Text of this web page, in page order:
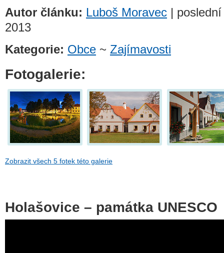
Autor článku: Luboš Moravec |
2013
Kategorie: Obce ~ Zajímavosti
Fotogalerie:
Zobrazit všech 5 fotek této galerie
Holašovice – památka UNESCO